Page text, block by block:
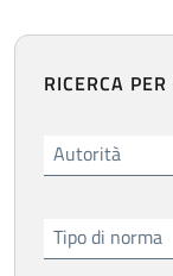
RICERCA
Autorità
Tipo di norma